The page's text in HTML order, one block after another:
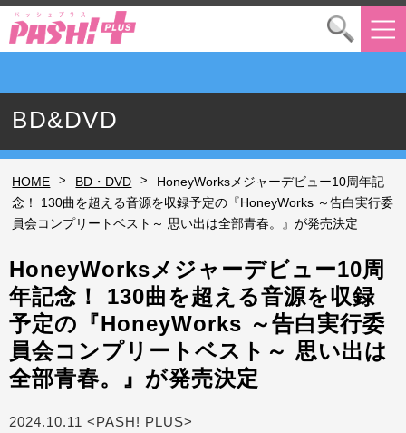
BD&DVD
HOME > BD・DVD >
HoneyWorksメジャーデビュー10周年記
念！ 130曲を超える音源を収録予定の『HoneyWorks ～告白実行委
員会コンプリートベスト～ 思い出は全部青春。』が発売決定
HoneyWorksメジャーデビュー10周
年記念！ 130曲を超える音源を収録
予定の『HoneyWorks ～告白実行委
員会コンプリートベスト～ 思い出は
全部青春。』が発売決定
2024.10.11 <PASH! PLUS>